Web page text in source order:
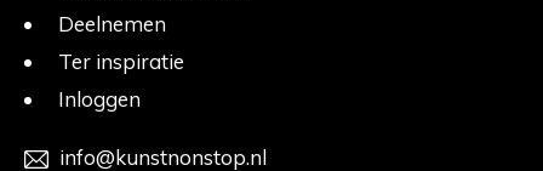
Deelnemen
Ter inspiratie
Inloggen
info@kunstnonstop.nl